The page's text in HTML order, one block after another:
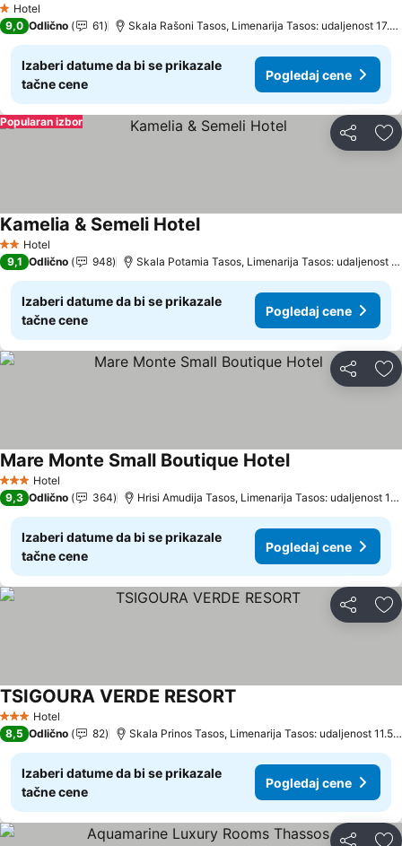
1 Zvezdice
Hotel
9,0 Odlično 61 Skala Rašoni Tasos, Limenarija Tasos: udaljenost 17.4
Izaberi datume da bi se prikazale
tačne cene
Pogledaj cene
Deli
Popularan izbor
2 Zvezdice
Hotel
Kamelia & Semeli HotelPogledaj cene
9,1 Odlično 948 Skala Potamia Tasos, Limenarija Tasos: udaljenost
Izaberi datume da bi se prikazale
tačne cene
Pogledaj cene
Deli
3 Zvezdice
Hotel
Mare Monte Small Boutique HotelPogledaj cene
9,3 Odlično 364 Hrisi Amudija Tasos, Limenarija Tasos: udaljenost
Izaberi datume da bi se prikazale
tačne cene
Pogledaj cene
Deli
3 Zvezdice
Hotel
TSIGOURA VERDE RESORT
8,5 Odlično 82 Skala Prinos Tasos, Limenarija Tasos: udaljenost 11.5
Izaberi datume da bi se prikazale
tačne cene
Pogledaj cene